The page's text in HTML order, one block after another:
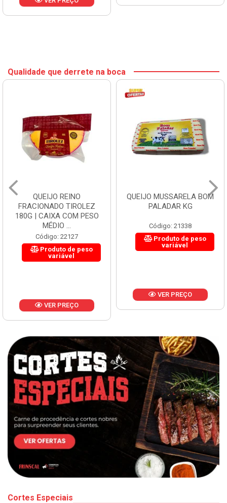
Qualidade que derrete na boca
QUEIJO REINO
FRACIONADO TIROLEZ
180G | CAIXA COM PESO
MÉDIO ...
Código: 22127
Produto de peso
variável
VER PREÇO
QUEIJO MUSSARELA BOM
PALADAR KG
Código: 21338
Produto de peso
variável
VER PREÇO
Cortes Especiais